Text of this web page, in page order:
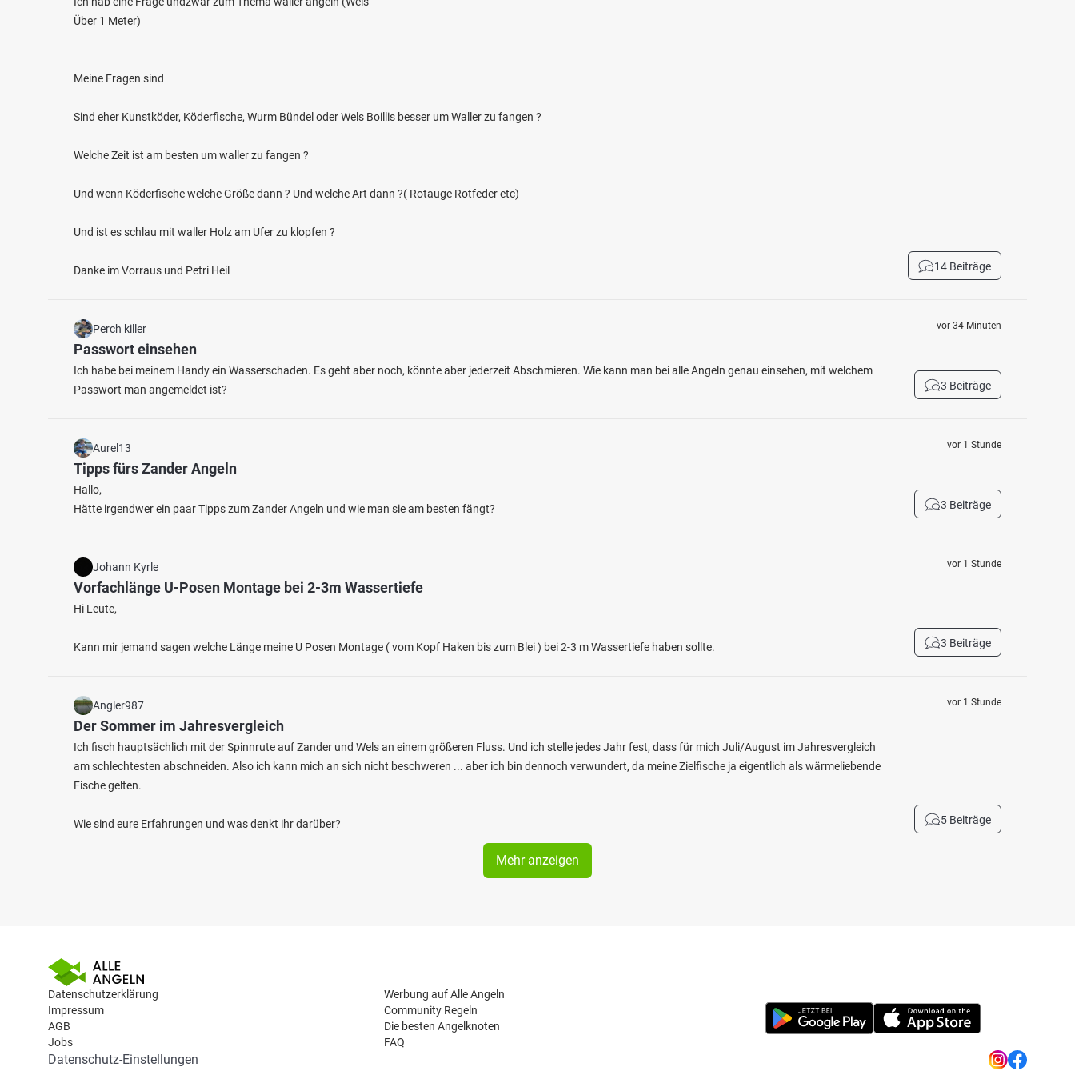
Fischarten: Aal, Bachforelle, Barbe, Döbel, Nase
Fischarten: Bachforelle, Döbel, Karpfen, Aal,
Fluss bei 57641 Oberlahr
Über 1 Meter)
Meine Fragen sind
Sind eher Kunstköder, Köderfische, Wurm Bündel oder Wels Boillis besser um Waller zu fangen ?
Welche Zeit ist am besten um waller zu fangen ?
Und wenn Köderfische welche Größe dann ? Und welche Art dann ?( Rotauge Rotfeder etc)
Und ist es schlau mit waller Holz am Ufer zu klopfen ?
Danke im Vorraus und Petri Heil 14 Beiträge
Perch killer
Passwort einsehen
Ich habe bei meinem Handy ein Wasserschaden. Es geht aber noch, könnte aber jederzeit Abschmieren. Wie kann man bei alle Angeln genau einsehen, mit welchem
Passwort man angemeldet ist?
vor 34 Minuten
3 Beiträge
Aurel13
Tipps fürs Zander Angeln
Hallo,
Hätte irgendwer ein paar Tipps zum Zander Angeln und wie man sie am besten fängt?
vor 1 Stunde
3 Beiträge
Johann Kyrle
Vorfachlänge U-Posen Montage bei 2-3m Wassertiefe
Hi Leute,
Kann mir jemand sagen welche Länge meine U Posen Montage ( vom Kopf Haken bis zum Blei ) bei 2-3 m Wassertiefe haben sollte.
vor 1 Stunde
3 Beiträge
Angler987
Der Sommer im Jahresvergleich
Ich fisch hauptsächlich mit der Spinnrute auf Zander und Wels an einem größeren Fluss. Und ich stelle jedes Jahr fest, dass für mich Juli/August im Jahresvergleich
am schlechtesten abschneiden. Also ich kann mich an sich nicht beschweren ... aber ich bin dennoch verwundert, da meine Zielfische ja eigentlich als wärmeliebende
Fische gelten.
Wie sind eure Erfahrungen und was denkt ihr darüber?
vor 1 Stunde
5 Beiträge
Mehr anzeigen
Datenschutzerklärung
Impressum
AGB
Jobs
Werbung auf Alle Angeln
Community Regeln
Die besten Angelknoten
FAQ
Datenschutz-Einstellungen